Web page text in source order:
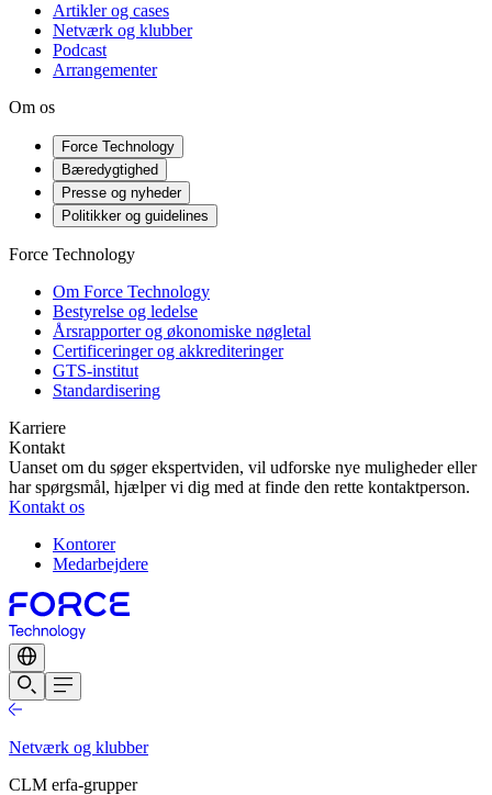
Artikler og cases
Netværk og klubber
Podcast
Arrangementer
Om os
Force Technology
Bæredygtighed
Presse og nyheder
Politikker og guidelines
Force Technology
Om Force Technology
Bestyrelse og ledelse
Årsrapporter og økonomiske nøgletal
Certificeringer og akkrediteringer
GTS-institut
Standardisering
Karriere
Kontakt
Uanset om du søger ekspertviden, vil udforske nye muligheder eller
har spørgsmål, hjælper vi dig med at finde den rette kontaktperson.
Kontakt os
Kontorer
Medarbejdere
Netværk og klubber
CLM erfa-grupper